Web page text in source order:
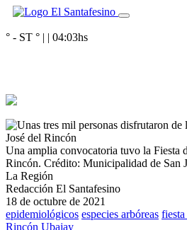
° - ST ° | | 04:03hs
Una amplia convocatoria tuvo la Fiesta
Rincón. Crédito: Municipalidad de San
La Región
Redacción El Santafesino
18 de octubre de 2021
epidemiológicos especies arbóreas
Rincón Ubajay